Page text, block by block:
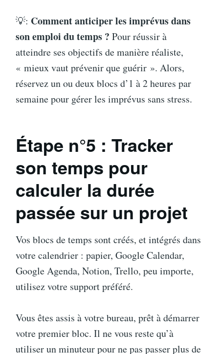
💡: Comment anticiper les imprévus dans
son emploi du temps ? Pour réussir à
atteindre ses objectifs de manière réaliste,
« mieux vaut prévenir que guérir ». Alors,
réservez un ou deux blocs d’1 à 2 heures par
semaine pour gérer les imprévus sans stress.
Étape n°5 : Tracker
son temps pour
calculer la durée
passée sur un projet
Vos blocs de temps sont créés, et intégrés dans
votre calendrier : papier, Google Calendar,
Google Agenda, Notion, Trello, peu importe,
utilisez votre support préféré.
Vous êtes assis à votre bureau, prêt à démarrer
votre premier bloc. Il ne vous reste qu’à
utiliser un minuteur pour ne pas passer plus de